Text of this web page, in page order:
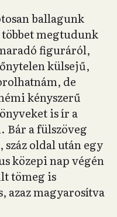
ballagunk
megtudunk
figuráról,
külsejű,
de
kényszerű
is ír a
Bár a fülszöveg
oldal után egy
közepi nap végén
tömeg is
azaz magyarosítva